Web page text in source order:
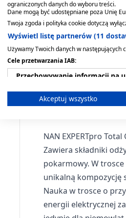
800 g
81,79 zł
mleko modyfikowane po
6 m-cu, proszek, 650 g, (2
x 325 g)
51,29 zł
Equilibrium,prosz.,d/
2,2g, 20szt
51,69 zł
NAN EXPERTpro
Zawiera składniki
pokarmowy. W
unikalną kompozycję
Nauka w trosce o
energii elektrycznej
ograniczonych danych do wyboru treści.
Dane mogą być udostępniane poza Unię
Twoja zgoda i polityka cookie dotyczą
Wyświetl listę partnerów (11
Używamy Twoich danych w następujących
Cele przetwarzania IAB:
Przechowywanie informacji na
Wykorzystywanie
Wykorzystanie profili do
Tworzenie profili w celu
Wykorzystywanie profili w
Pomiar efektywności reklam
Pomiar efektywności treści
Akceptuj wszystko